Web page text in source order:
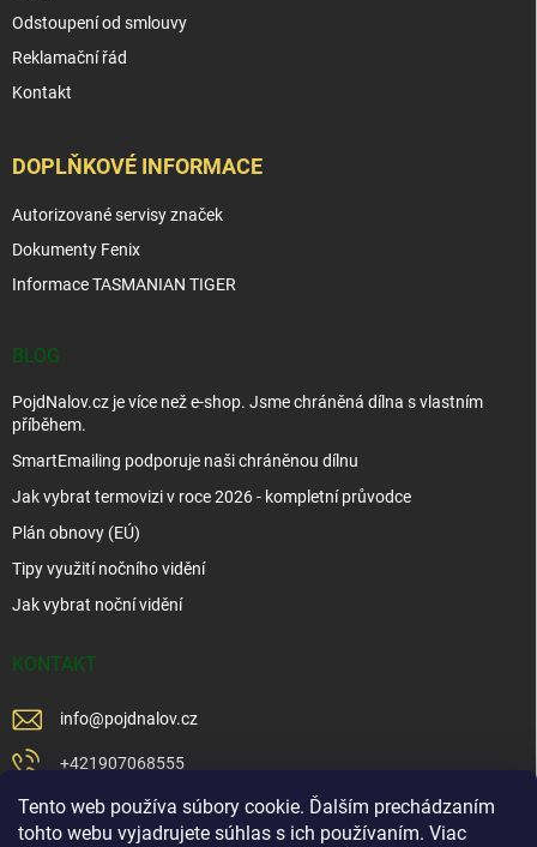
Tento web používa súbory cookie. Ďalším prechádzaním
tohto webu vyjadrujete súhlas s ich používaním. Viac
Odstoupení od smlouvy
Reklamační řád
Kontakt
DOPLŇKOVÉ INFORMACE
Autorizované servisy značek
Dokumenty Fenix
Informace TASMANIAN TIGER
BLOG
PojdNalov.cz je více než e-shop. Jsme chráněná dílna s vlastním
příběhem.
SmartEmailing podporuje naši chráněnou dílnu
Jak vybrat termovizi v roce 2026 - kompletní průvodce
Plán obnovy (EÚ)
Tipy využití nočního vidění
Jak vybrat noční vidění
KONTAKT
info@pojdnalov.cz
+421907068555
+421902479599